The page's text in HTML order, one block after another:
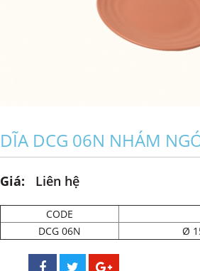
DĨA DCG 06N NHÁM
Giá: Liên hệ
CODE
DCG 06N
Ø